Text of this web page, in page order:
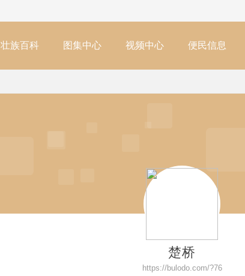
壮族百科 图集中心 视频中心 便民信息
楚桥
https://bulodo.com/?76